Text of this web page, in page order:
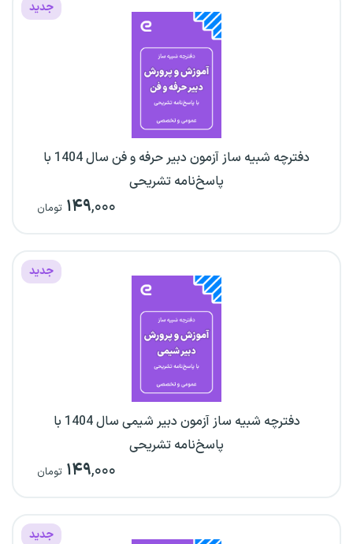
جدید
دفترچه شبیه ساز آزمون دبیر حرفه و فن سال 1404 با
پاسخ‌نامه تشریحی
۱۴۹,۰۰۰ تومان
جدید
دفترچه شبیه ساز آزمون دبیر شیمی سال 1404 با
پاسخ‌نامه تشریحی
۱۴۹,۰۰۰ تومان
جدید